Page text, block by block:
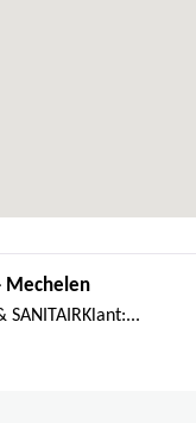
Mechelen
SANITAIRKlant:...